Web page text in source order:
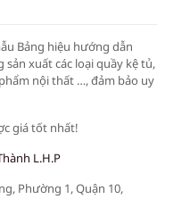
Bảng hiệu hướng dẫn
xuất các loại quầy kệ tủ,
nội thất …, đảm bảo uy
giá tốt nhất!
L.H.P
Phường 1, Quận 10,